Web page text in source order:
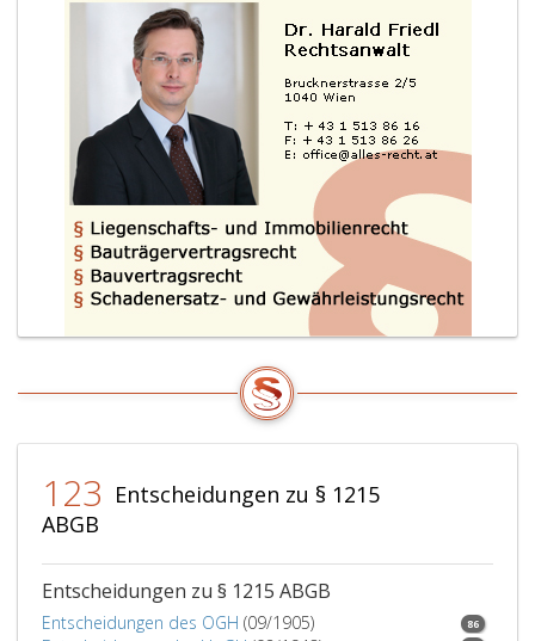
123 Entscheidungen zu § 1215
ABGB
Entscheidungen zu § 1215 ABGB
Entscheidungen des OGH (09/1905) 86